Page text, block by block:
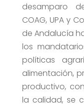
desamparo
COAG, UPA y
de Andalucía
los
políticas
alimentación,
productivo,
la calidad, se